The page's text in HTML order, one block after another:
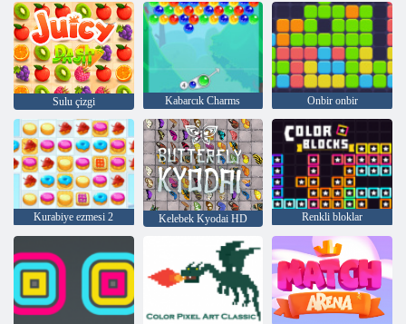
Sulu çizgi Kabarcık Charms Onbir onbir
Kurabiye ezmesi 2 Kelebek Kyodai HD Renkli bloklar